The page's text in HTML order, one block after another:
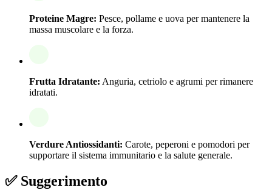
Proteine Magre: Pesce, pollame e uova per mantenere la
massa muscolare e la forza.
Frutta Idratante: Anguria, cetriolo e agrumi per rimanere
idratati.
Verdure Antiossidanti: Carote, peperoni e pomodori per
supportare il sistema immunitario e la salute generale.
✅ Suggerimento